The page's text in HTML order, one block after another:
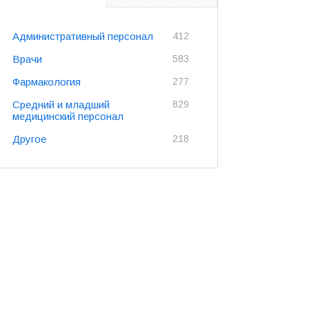
Административный персонал 412
Врачи 583
Фармакология 277
Средний и младший
медицинский персонал
829
Другое 218